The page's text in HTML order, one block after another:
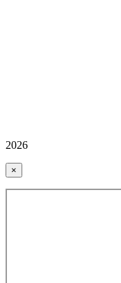
2026
×